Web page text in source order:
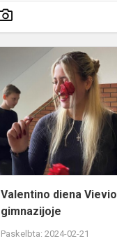
Valentino diena Vievio
gimnazijoje
Paskelbta: 2024-02-21